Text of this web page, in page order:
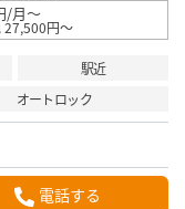
/月～
27,500円～
駅近
オートロック
電話する